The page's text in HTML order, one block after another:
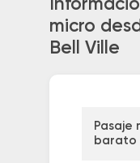
micro
Bell Ville
Pasaje
barato